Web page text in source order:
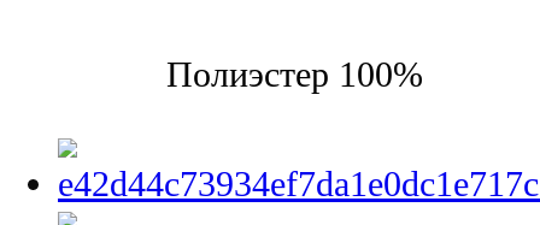
Полиэстер 100%